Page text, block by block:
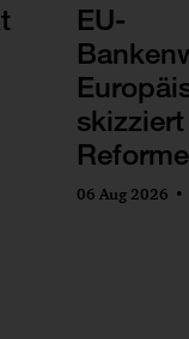
EU-
06 Aug 2026